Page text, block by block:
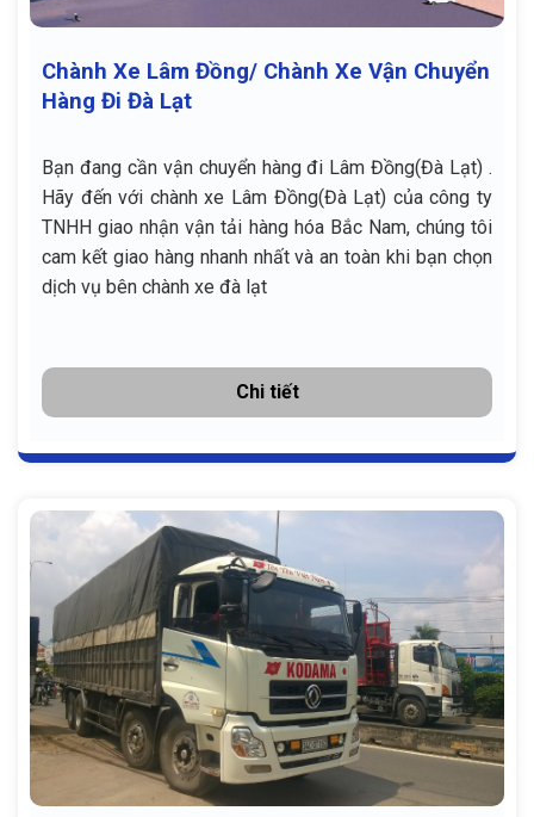
Chành Xe Lâm Đồng/ Chành Xe Vận Chuyển
Hàng Đi Đà Lạt
Bạn đang cần vận chuyển hàng đi Lâm Đồng(Đà Lạt) .
Hãy đến với chành xe Lâm Đồng(Đà Lạt) của công ty
TNHH giao nhận vận tải hàng hóa Bắc Nam, chúng tôi
cam kết giao hàng nhanh nhất và an toàn khi bạn chọn
dịch vụ bên chành xe đà lạt
Chi tiết